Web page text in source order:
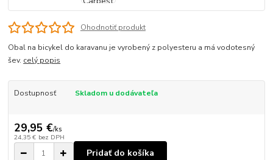
Ohodnotiť produkt
Obal na bicykel do karavanu je vyrobený z polyesteru a má vodotesný
šev. celý popis
Dostupnosť Skladom u dodávateľa
29,95 €/ks
24,35 € bez DPH
Pridať do košíka